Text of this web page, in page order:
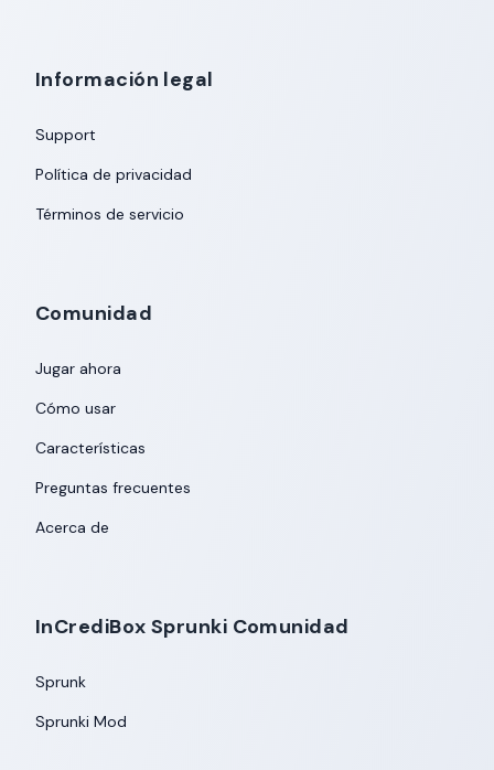
Información legal
Support
Política de privacidad
Términos de servicio
Comunidad
Jugar ahora
Cómo usar
Características
Preguntas frecuentes
Acerca de
InCrediBox Sprunki Comunidad
Sprunk
Sprunki Mod